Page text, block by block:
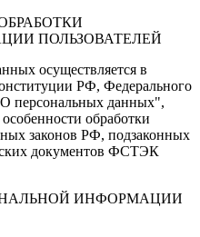
ПОЛЬЗОВАТЕЛЕЙ
осуществляется в
РФ, Федерального
персональных данных",
обработки
законов РФ, подзаконных
документов ФСТЭК
ИНФОРМАЦИИ